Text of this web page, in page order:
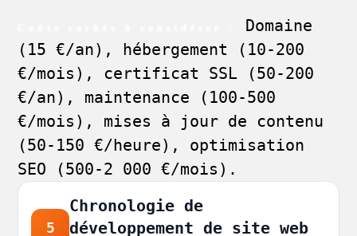
Domaine
(15 €/an), hébergement (10-200
€/mois), certificat SSL (50-200
€/an), maintenance (100-500
€/mois), mises à jour de contenu
(50-150 €/heure), optimisation
SEO (500-2 000 €/mois).
5
Chronologie de
développement de site web